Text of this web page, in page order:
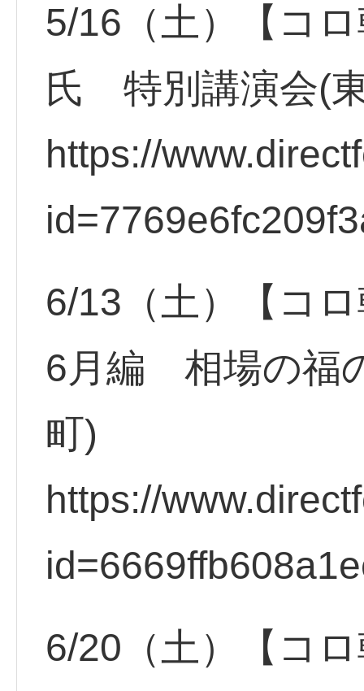
5/16（土）【コ
氏 特別講演会(
https://
6/13（土）【コ
6月編 相場の福
町)
https://
6/20（土）【コ